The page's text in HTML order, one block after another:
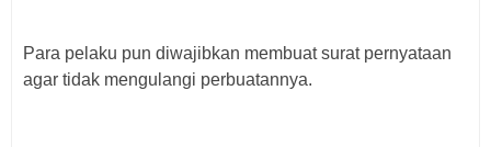
Para pelaku pun diwajibkan membuat surat pernyataan
agar tidak mengulangi perbuatannya.